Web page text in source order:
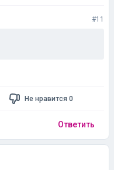
#11
Не нравится 0
Ответить